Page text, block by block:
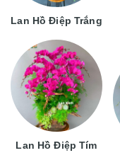
Lan Hồ Điệp Trắng
Lan Hồ Điệp Tím